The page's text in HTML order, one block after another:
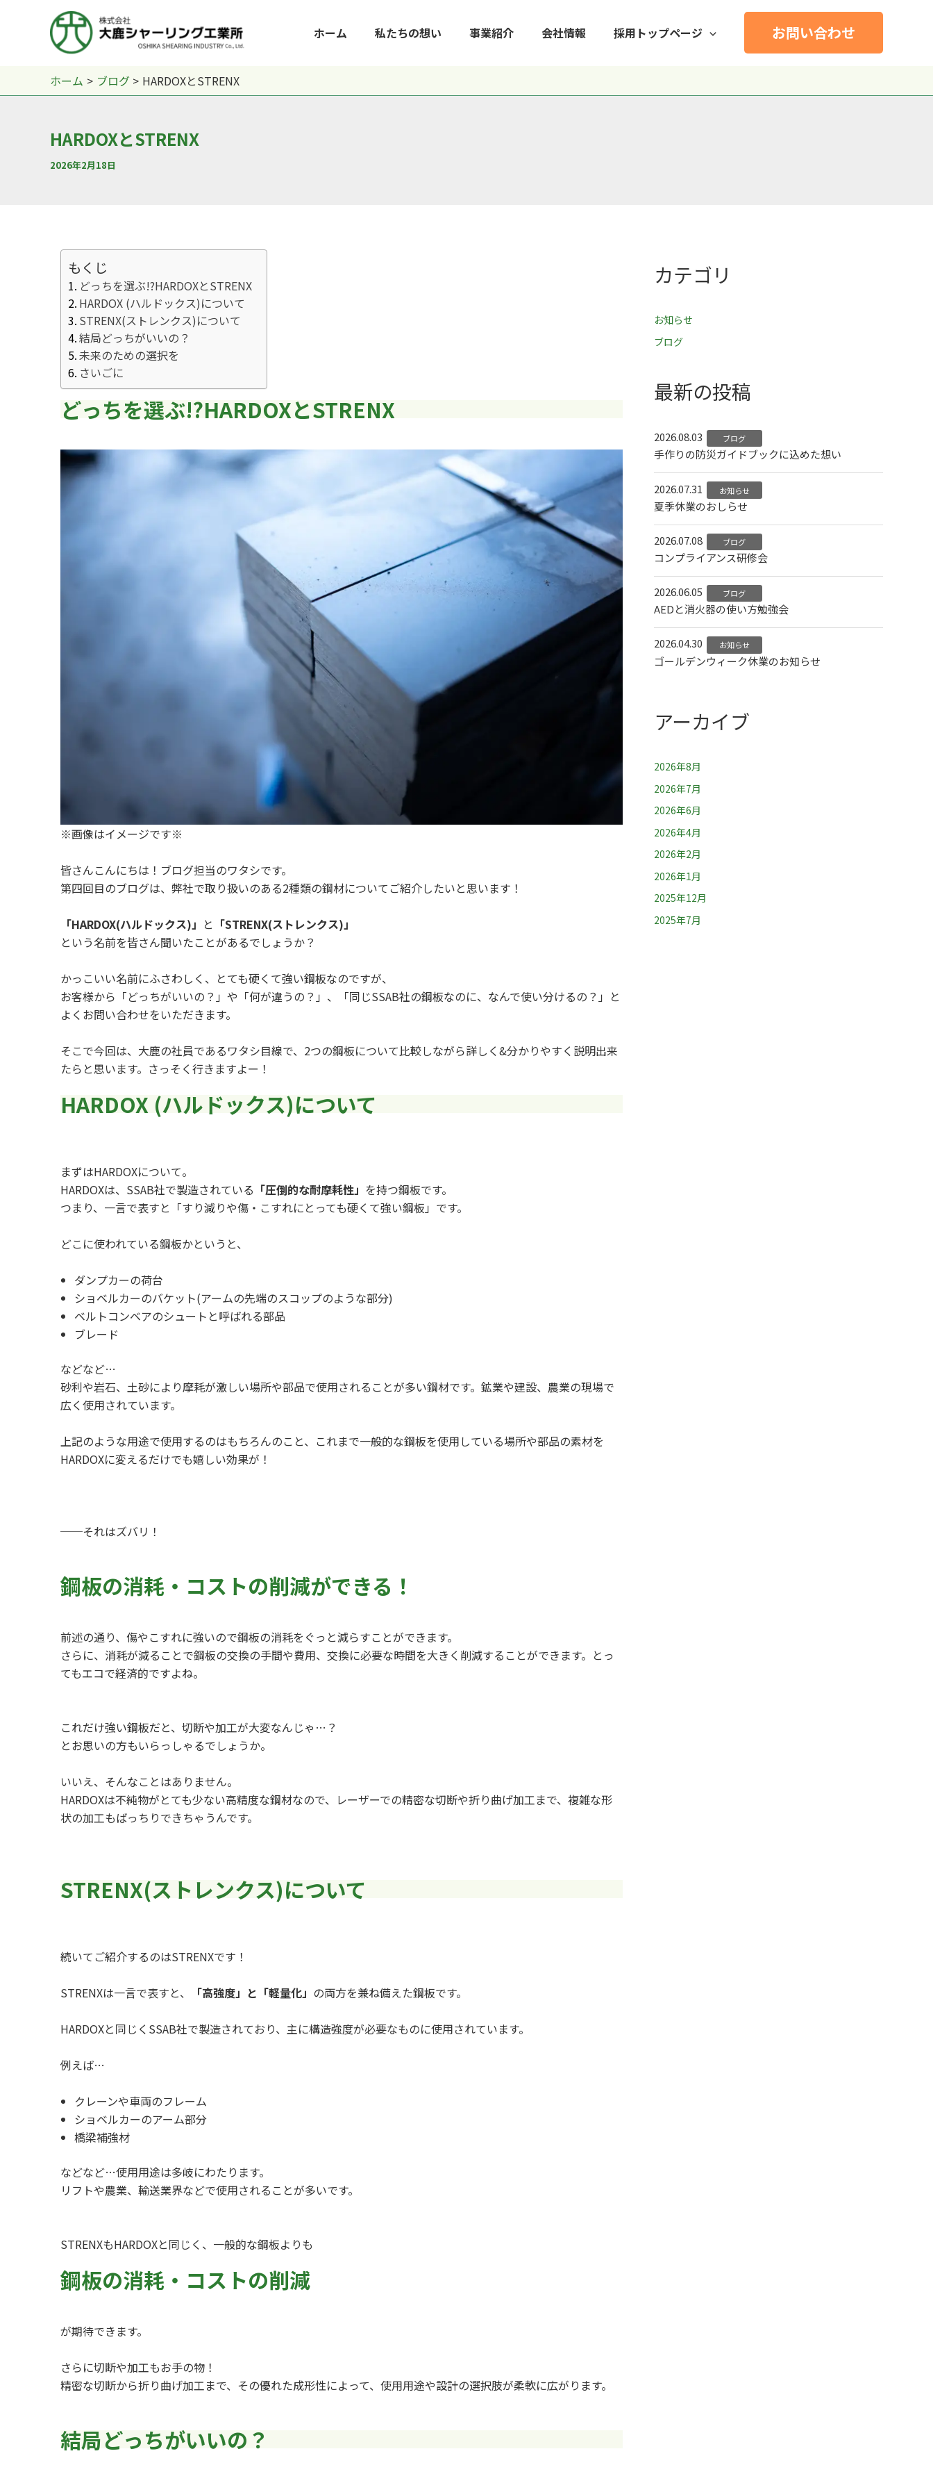
ッ
ホーム 私たちの想い 事業紹介 会社情報 採用トップページ お問い合わせ
ホーム ブログ HARDOXとSTRENX
HARDOXとSTRENX
2026年2月18日
もくじ
どっちを選ぶ!?HARDOXとSTRENX
HARDOX (ハルドックス)について
STRENX(ストレンクス)について
結局どっちがいいの？
未来のための選択を
さいごに
どっちを選ぶ!?HARDOXとSTRENX
※画像はイメージです※
皆さんこんにちは！ブログ担当のワタシです。
第四回目のブログは、弊社で取り扱いのある2種類の鋼材についてご紹介したいと思います！
「HARDOX(ハルドックス)」 と 「STRENX(ストレンクス)」
という名前を皆さん聞いたことがあるでしょうか？
かっこいい名前にふさわしく、とても硬くて強い鋼板なのですが、
お客様から「どっちがいいの？」や「何が違うの？」、「同じSSAB社の鋼板なのに、なんで使い分けるの？」と
よくお問い合わせをいただきます。
そこで今回は、大鹿の社員であるワタシ目線で、2つの鋼板について比較しながら詳しく&分かりやすく説明出来
たらと思います。さっそく行きますよー！
HARDOX (ハルドックス)について
まずはHARDOXについて。
HARDOXは、SSAB社で製造されている 「圧倒的な耐摩耗性」 を持つ鋼板です。
つまり、一言で表すと「すり減りや傷・こすれにとっても硬くて強い鋼板」です。
どこに使われている鋼板かというと、
ダンプカーの荷台
ショベルカーのバケット(アームの先端のスコップのような部分)
ベルトコンベアのシュートと呼ばれる部品
ブレード
などなど…
砂利や岩石、土砂により摩耗が激しい場所や部品で使用されることが多い鋼材です。鉱業や建設、農業の現場で
広く使用されています。
上記のような用途で使用するのはもちろんのこと、これまで一般的な鋼板を使用している場所や部品の素材を
HARDOXに変えるだけでも嬉しい効果が！
──それはズバリ！
鋼板の消耗・コストの削減ができる！
前述の通り、傷やこすれに強いので鋼板の消耗をぐっと減らすことができます。
さらに、消耗が減ることで鋼板の交換の手間や費用、交換に必要な時間を大きく削減することができます。とっ
てもエコで経済的ですよね。
これだけ強い鋼板だと、切断や加工が大変なんじゃ…？
とお思いの方もいらっしゃるでしょうか。
いいえ、そんなことはありません。
HARDOXは不純物がとても少ない高精度な鋼材なので、レーザーでの精密な切断や折り曲げ加工まで、複雑な形
状の加工もばっちりできちゃうんです。
STRENX(ストレンクス)について
続いてご紹介するのはSTRENXです！
STRENXは一言で表すと、 「高強度」と「軽量化」 の両方を兼ね備えた鋼板です。
HARDOXと同じくSSAB社で製造されており、主に構造強度が必要なものに使用されています。
例えば…
クレーンや車両のフレーム
ショベルカーのアーム部分
橋梁補強材
などなど…使用用途は多岐にわたります。
リフトや農業、輸送業界などで使用されることが多いです。
STRENXもHARDOXと同じく、一般的な鋼板よりも
鋼板の消耗・コストの削減
が期待できます。
さらに切断や加工もお手の物！
精密な切断から折り曲げ加工まで、その優れた成形性によって、使用用途や設計の選択肢が柔軟に広がります。
結局どっちがいいの？
カテゴリ
お知らせ
ブログ
最新の投稿
2026.08.03 ブログ
手作りの防災ガイドブックに込めた想い
2026.07.31 お知らせ
夏季休業のおしらせ
2026.07.08 ブログ
コンプライアンス研修会
2026.06.05 ブログ
AEDと消火器の使い方勉強会
2026.04.30 お知らせ
ゴールデンウィーク休業のお知らせ
アーカイブ
2026年8月
2026年7月
2026年6月
2026年4月
2026年2月
2026年1月
2025年12月
2025年7月